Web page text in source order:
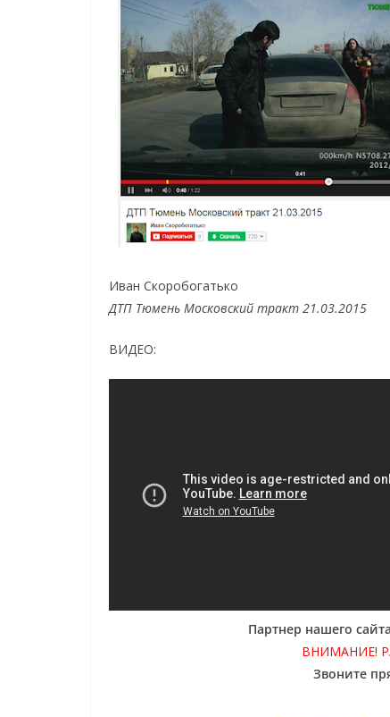
Иван Скоробогатько
ДТП Тюмень Московский тракт 21.03.2015
ВИДЕО:
Партнер нашего
ВНИМАНИЕ!
Звоните